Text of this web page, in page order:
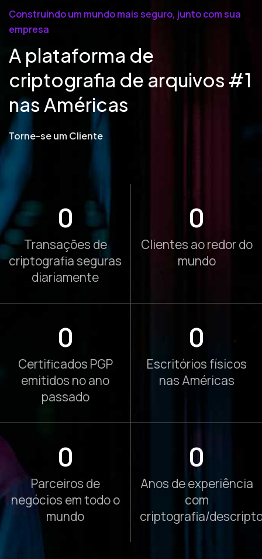
Construindo um mundo mais seguro, junto com sua
empresa
A plataforma de
criptografia de arquivos #1
nas Américas
Torne-se um Cliente
0
Transações de
criptografia seguras
diariamente
0
Clientes ao redor do
mundo
0
Certificados PGP
emitidos no ano
passado
0
Escritórios físicos
nas Américas
0
Parceiros de
negócios em todo o
mundo
0
Anos de experiência
com
criptografia/